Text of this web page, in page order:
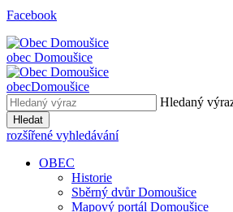
Facebook
obec Domoušice
obecDomoušice
Hledaný
Hledat
rozšířené vyhledávání
OBEC
Historie
Sběrný dvůr Domoušice
Mapový portál Domoušice